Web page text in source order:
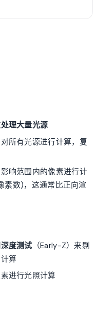
理大量光源
所有光源进行计算，复
响范围内的像素进行计
素数)，这通常比正向渲
度测试 （Early-Z）来剔
算
进行光照计算